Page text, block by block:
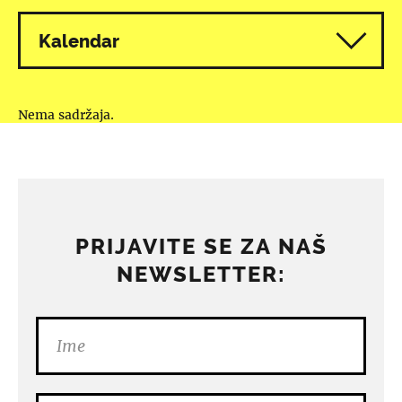
Kalendar
Nema sadržaja.
PRIJAVITE SE ZA NAŠ
NEWSLETTER: